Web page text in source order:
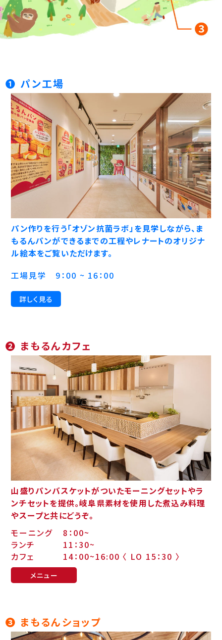
❶ パン工場
パン作りを行う「オゾン抗菌ラボ」を見学しながら、ま
もるんパンができるまでの工程やレナートのオリジナ
ル絵本をご覧いただけます。
工場見学 9：00 ~ 16：00
詳しく見る
❷ まもるんカフェ
山盛りパンバスケットがついたモーニングセットやラ
ンチセットを提供。岐阜県素材を使用した煮込み料理
やスープと共にどうぞ。
モーニング
8：00~
ランチ
11：30~
カフェ
14：00~16:00 〈 LO 15：30 〉
メニュー
❸ まもるんショップ